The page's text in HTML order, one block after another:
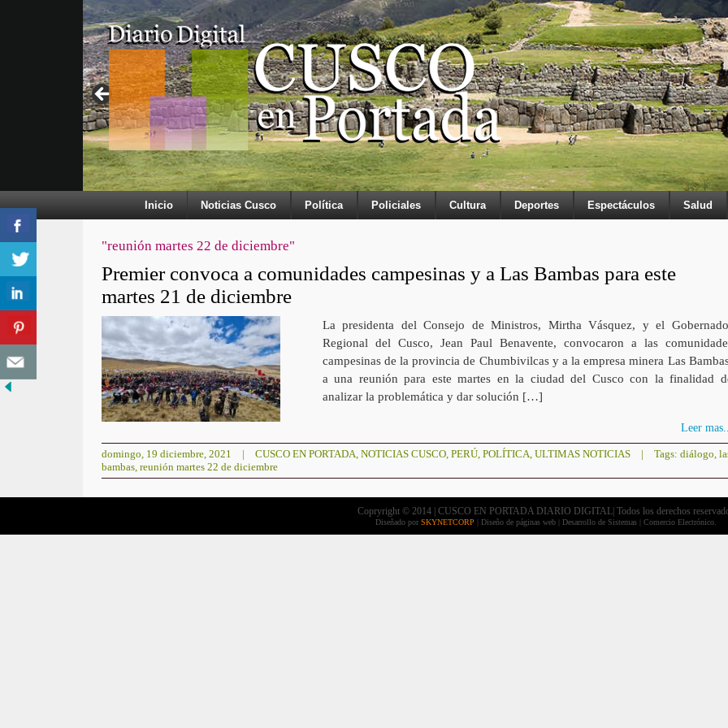
Inicio Noticias Cusco Política Policiales Cultura Deportes Espectáculos Salud
"reunión martes 22 de diciembre"
Premier convoca a comunidades campesinas y a Las Bambas para este
martes 21 de diciembre
La presidenta del Consejo de Ministros, Mirtha Vásquez, y el
Regional del Cusco, Jean Paul Benavente, convocaron a las
campesinas de la provincia de Chumbivilcas y a la empresa minera Las
a una reunión para este martes en la ciudad del Cusco con la finalidad
analizar la problemática y dar solución […]
Leer mas...
domingo, 19 diciembre, 2021 | CUSCO EN PORTADA NOTICIAS CUSCO, PERÚ, POLÍTICA ULTIMAS NOTICIAS | Tags: diálogo
bambas, reunión martes 22 de diciembre
Copryright © 2014 | CUSCO EN PORTADA DIARIO DIGITAL| Todos los derechos
Diseñado por SKYNETCORP | Diseño de páginas web | Desarrollo de Sistemas | Comercio Electrónico.